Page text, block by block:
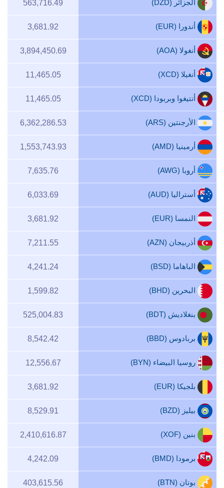
الجزائر (DZD) 563,716.49
أندورا (EUR) 3,681.92
أنغولا (AOA) 3,894,450.69
أنغيلا (XCD) 11,465.05
أنتيغوا وبربودا (XCD) 11,465.05
الأرجنتين (ARS) 6,362,286.53
أرمينيا (AMD) 1,553,743.93
أروبا (AWG) 7,635.76
أستراليا (AUD) 6,033.69
النمسا (EUR) 3,681.92
أذربيجان (AZN) 7,211.55
الباهاما (BSD) 4,241.24
البحرين (BHD) 1,599.82
بنغلاديش (BDT) 525,004.83
بربادوس (BBD) 8,542.42
روسيا البيضاء (BYN) 12,556.67
بلجيكا (EUR) 3,681.92
بيليز (BZD) 8,529.91
بنين (XOF) 2,410,616.87
برمودا (BMD) 4,242.09
بوتان (BTN) 403,615.56